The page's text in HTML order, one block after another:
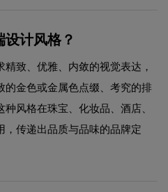
计风格？
致、优雅、内敛的视觉表达，
的金色或金属色点缀、考究的排
风格在珠宝、化妆品、酒店、
，传递出品质与品味的品牌定